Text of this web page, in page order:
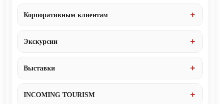
Корпоративным клиентам
Экскурсии
Выставки
INCOMING TOURISM